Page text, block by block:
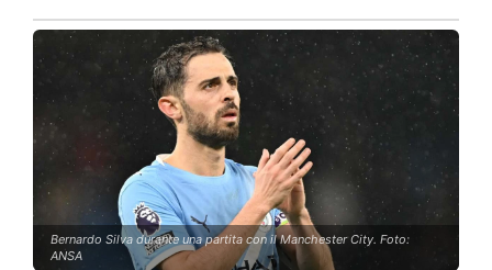
Bernardo Silva durante una partita con il Manchester City. Foto:
ANSA